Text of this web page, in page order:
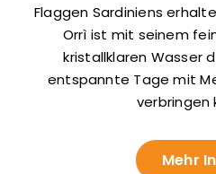
Flaggen Sardiniens
Orrì ist mit seinem
kristallklaren Wasser
entspannte Tage mit
verbringen
Mehr